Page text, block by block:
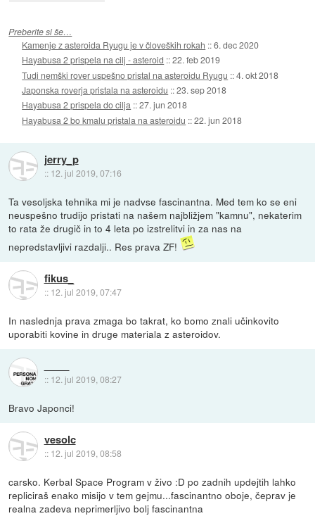
Preberite si še…
Kamenje z asteroida Ryugu je v človeških rokah ::6. dec 2020
Hayabusa 2 prispela na cilj - asteroid ::22. feb 2019
Tudi nemški rover uspešno pristal na asteroidu Ryugu ::4. okt 2018
Japonska roverja pristala na asteroidu ::23. sep 2018
Hayabusa 2 prispela do cilja ::27. jun 2018
Hayabusa 2 bo kmalu pristala na asteroidu ::22. jun 2018
jerry_p
:: 12. jul 2019, 07:16
Ta vesoljska tehnika mi je nadvse fascinantna. Med tem ko se eni
neuspešno trudijo pristati na našem najbližjem "kamnu", nekaterim
to rata že drugič in to 4 leta po izstrelitvi in za nas na
nepredstavljivi razdalji.. Res prava ZF!
fikus_
:: 12. jul 2019, 07:47
In naslednja prava zmaga bo takrat, ko bomo znali učinkovito
uporabiti kovine in druge materiala z asteroidov.
:: 12. jul 2019, 08:27
Bravo Japonci!
vesolc
:: 12. jul 2019, 08:58
carsko. Kerbal Space Program v živo :D po zadnih updejtih lahko
repliciraš enako misijo v tem gejmu...fascinantno oboje, čeprav je
realna zadeva neprimerljivo bolj fascinantna